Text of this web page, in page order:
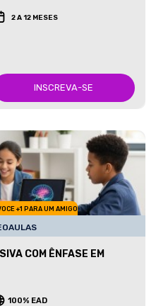
2 A 12 MESES
INSCREVA-SE
+1 PARA UM AMIGO
COM ÊNFASE EM
100% EAD